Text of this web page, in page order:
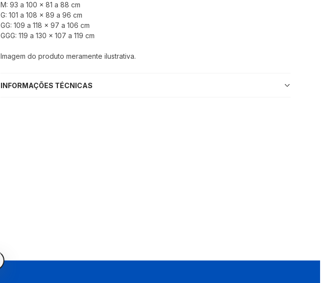
M: 93 a 100 x 81 a 88 cm
G: 101 a 108 x 89 a 96 cm
GG: 109 a 118 x 97 a 106 cm
GGG: 119 a 130 x 107 a 119 cm
Imagem do produto meramente ilustrativa.
INFORMAÇÕES TÉCNICAS